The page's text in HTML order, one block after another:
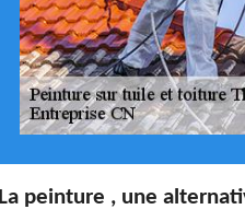
La peinture , une